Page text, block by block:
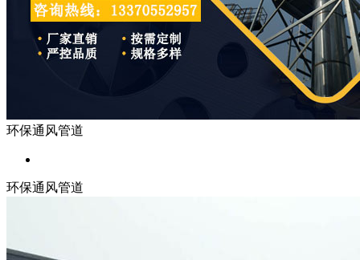
环保通风管道
环保通风管道